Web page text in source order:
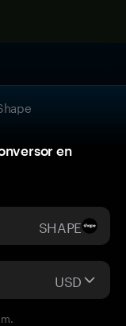
en
SHAPE
USD